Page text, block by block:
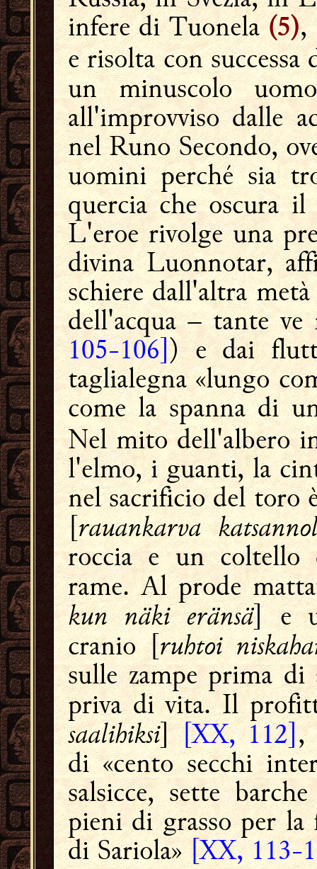
infere di Tuonela(5),
e risolta con
un minuscolo
all'improvviso dalle
nel Runo Secondo,
uomini perché sia
quercia che oscura
L'eroe rivolge una
divina Luonnotar,
schiere dall'altra
dell'acqua – tante
105-106]) e dai
taglialegna «lungo
come la spanna di
Nel mito dell'albero
l'elmo, i guanti, la
nel sacrificio del toro
[rauankarva
roccia e un coltello
rame. Al prode
kun näki eränsä] e
cranio [ruhtoi
sulle zampe prima
priva di vita. Il
saalihiksi][XX, 112],
di «cento secchi
salsicce, sette
pieni di grasso per
di Sariola»[XX, 113-